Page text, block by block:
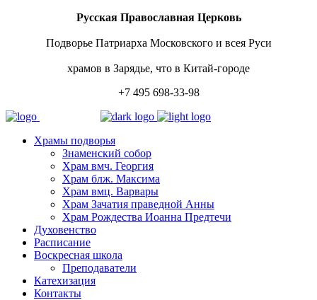
Русская Православная Церковь
Подворье Патриарха Московского и всея Руси
храмов в Зарядье, что в Китай-городе
+7 495 698-33-98
Храмы подворья
Знаменский собор
Храм вмч. Георгия
Храм блж. Максима
Храм вмц. Варвары
Храм Зачатия праведной Анны
Храм Рождества Иоанна Предтечи
Духовенство
Расписание
Воскресная школа
Преподаватели
Катехизация
Контакты